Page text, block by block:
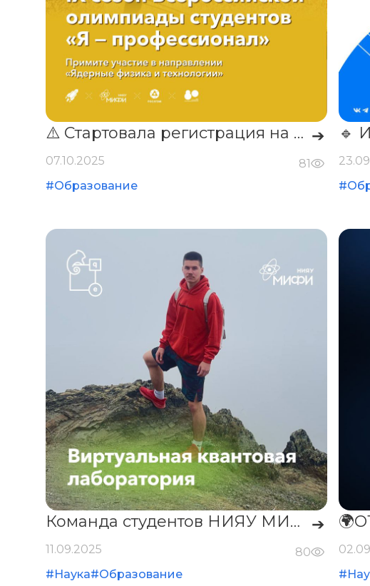
⚠️ Стартовала регистрация на IX сезона Всероссийской олимпиады студентов «Я —профессионал». ➔
07.10.2025
81
#Образование
Команда студентов НИЯУ МИФИ выиграла грант на развитие проекта «Виртуальная квантовая лаборатория» ➔
11.09.2025
80
#Наука#Образование